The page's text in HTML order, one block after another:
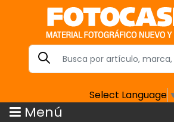
Select Language
Menú